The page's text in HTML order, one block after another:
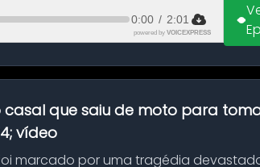
0:00 / 2:01
powered by VOICEXPRESS
casal que saiu de moto para
vídeo
marcado por uma tragédia